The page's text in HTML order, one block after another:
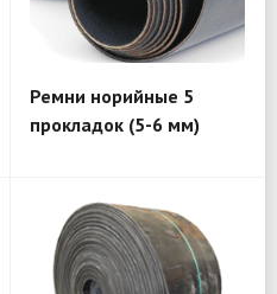
Ремни норийные 5
прокладок (5-6 мм)